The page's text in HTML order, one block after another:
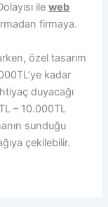
ileweb
firmaya.
özel tasarım
kadar
duyacağı
– 10.000TL
sunduğu
çekilebilir.